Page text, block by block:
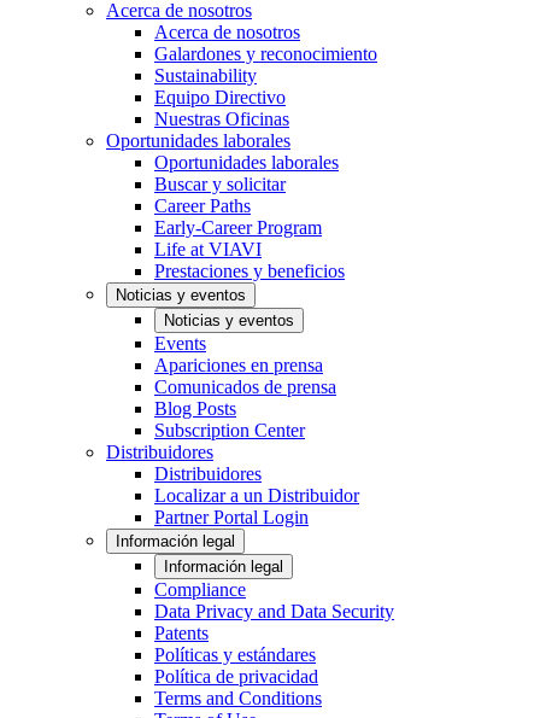
Acerca de nosotros
Acerca de nosotros
Galardones y reconocimiento
Sustainability
Equipo Directivo
Nuestras Oficinas
Oportunidades laborales
Oportunidades laborales
Buscar y solicitar
Career Paths
Early-Career Program
Life at VIAVI
Prestaciones y beneficios
Noticias y eventos
Noticias y eventos
Events
Apariciones en prensa
Comunicados de prensa
Blog Posts
Subscription Center
Distribuidores
Distribuidores
Localizar a un Distribuidor
Partner Portal Login
Información legal
Información legal
Compliance
Data Privacy and Data Security
Patents
Políticas y estándares
Política de privacidad
Terms and Conditions